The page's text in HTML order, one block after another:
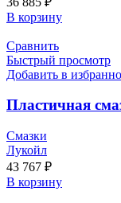
В корзину
Сравнить
Быстрый просмотр
Добавить в
Пластичная
Смазки
Лукойл
43 767 ₽
В корзину